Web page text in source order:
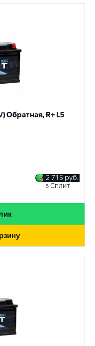
Обратная, R+ L5
2 715 руб.
в Сплит